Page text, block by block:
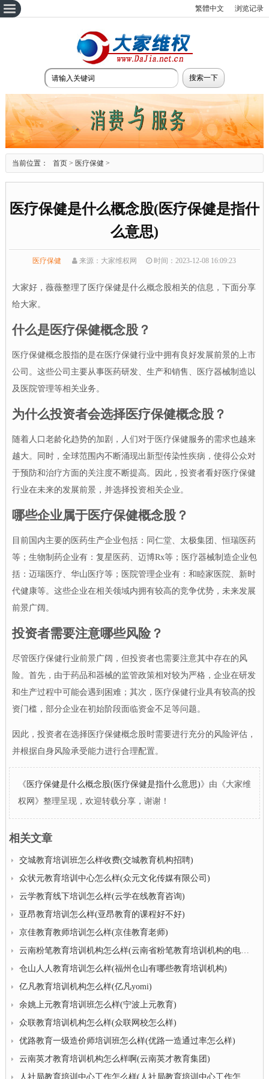
繁體中文 浏览记录
当前位置： 首页> 医疗保健 >
医疗保健是什么概念股(医疗保健是指什
么意思)
医疗保健 来源：大家维权网 时间：2023-12-08 16:09:23
大家好，薇薇整理了医疗保健是什么概念股相关的信息，下面分享
给大家。
什么是医疗保健概念股？
医疗保健概念股指的是在医疗保健行业中拥有良好发展前景的上市
公司。这些公司主要从事医药研发、生产和销售、医疗器械制造以
及医院管理等相关业务。
为什么投资者会选择医疗保健概念股？
随着人口老龄化趋势的加剧，人们对于医疗保健服务的需求也越来
越大。同时，全球范围内不断涌现出新型传染性疾病，使得公众对
于预防和治疗方面的关注度不断提高。因此，投资者看好医疗保健
行业在未来的发展前景，并选择投资相关企业。
哪些企业属于医疗保健概念股？
目前国内主要的医药生产企业包括：同仁堂、太极集团、恒瑞医药
等；生物制药企业有：复星医药、迈博Rx等；医疗器械制造企业包
括：迈瑞医疗、华山医疗等；医院管理企业有：和睦家医院、新时
代健康等。这些企业在相关领域内拥有较高的竞争优势，未来发展
前景广阔。
投资者需要注意哪些风险？
尽管医疗保健行业前景广阔，但投资者也需要注意其中存在的风
险。首先，由于药品和器械的监管政策相对较为严格，企业在研发
和生产过程中可能会遇到困难；其次，医疗保健行业具有较高的投
资门槛，部分企业在初始阶段面临资金不足等问题。
因此，投资者在选择医疗保健概念股时需要进行充分的风险评估，
并根据自身风险承受能力进行合理配置。
《 医疗保健是什么概念股(医疗保健是指什么意思)》由《大家维
权网》整理呈现，欢迎转载分享，谢谢！
相关文章
交城教育培训班怎么样收费(交城教育机构招聘)
众状元教育培训中心怎么样(众元文化传媒有限公司)
云学教育线下培训怎么样(云学在线教育咨询)
亚昂教育培训怎么样(亚昂教育的课程好不好)
京佳教育教师培训怎么样(京佳教育老师)
云南粉笔教育培训机构怎么样(云南省粉笔教育培训机构的电话号码)
仓山人人教育培训怎么样(福州仓山有哪些教育培训机构)
亿凡教育培训机构怎么样(亿凡yomi)
余姚上元教育培训班怎么样(宁波上元教育)
众联教育培训机构怎么样(众联网校怎么样)
优路教育一级造价师培训班怎么样(优路一造通过率怎么样)
云南英才教育培训机构怎么样啊(云南英才教育集团)
人社局教育培训中心工作怎么样(人社局教育培训中心工作怎么样啊)